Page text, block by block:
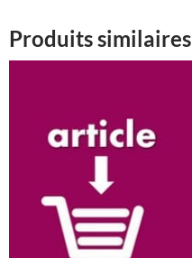
Produits similaires